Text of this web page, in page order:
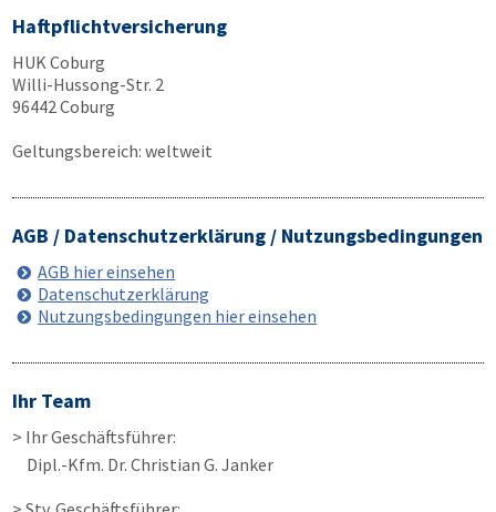
Haftpflichtversicherung
HUK Coburg
Willi-Hussong-Str. 2
96442 Coburg
Geltungsbereich: weltweit
AGB / Datenschutzerklärung / Nutzungsbedingungen
AGB hier einsehen
Datenschutzerklärung
Nutzungsbedingungen hier einsehen
Ihr Team
> Ihr Geschäftsführer:
Dipl.-Kfm. Dr. Christian G. Janker